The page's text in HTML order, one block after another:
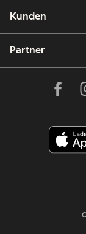
Kunden
Partner